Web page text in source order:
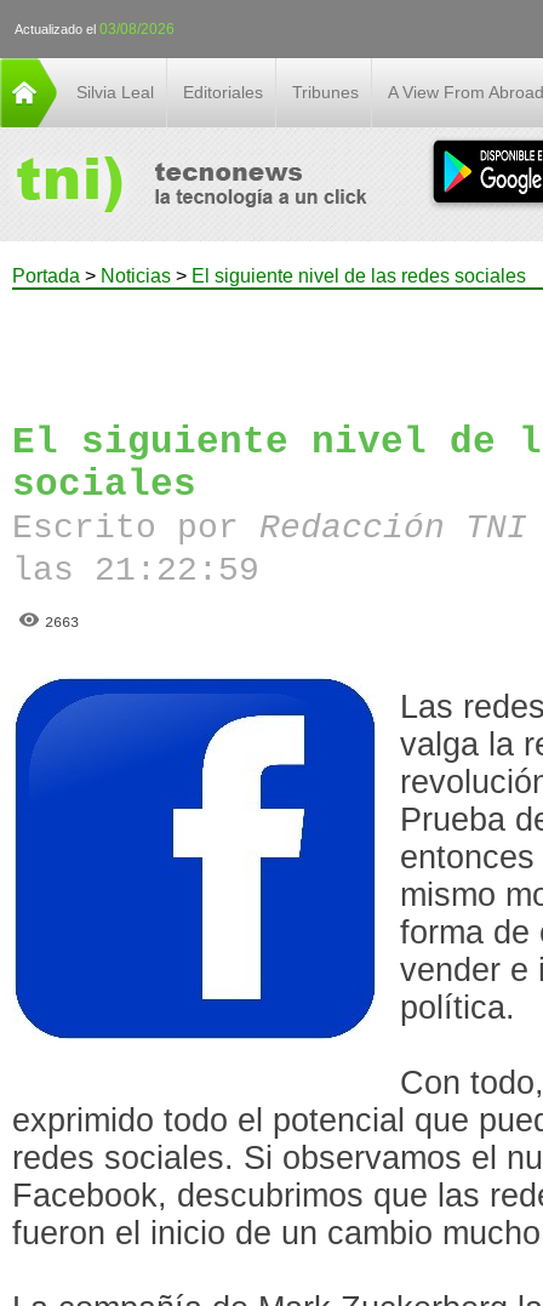
Actualizado el 03/08/2026
Silvia Leal Editoriales Tribunes A View From Abroad
Portada > Noticias > El siguiente nivel de las redes sociales
El siguiente nivel de
sociales
Escrito por Redacción
las 21:22:59
2663
Las
valga la
Prueba
mismo
forma de
vender e
política.
Con
exprimido todo el potencial que
redes sociales. Si observamos el
Facebook, descubrimos que las
fueron el inicio de un cambio